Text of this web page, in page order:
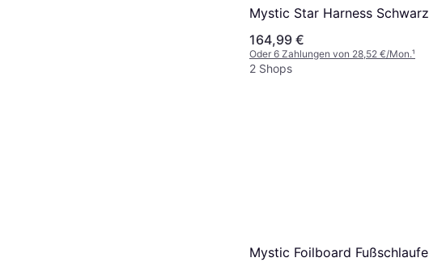
Mystic Star Harness Schwarz
164,99 €
Oder 6 Zahlungen von 28,52 €/Mon.¹
2 Shops
Mystic Foilboard Fußschlaufe